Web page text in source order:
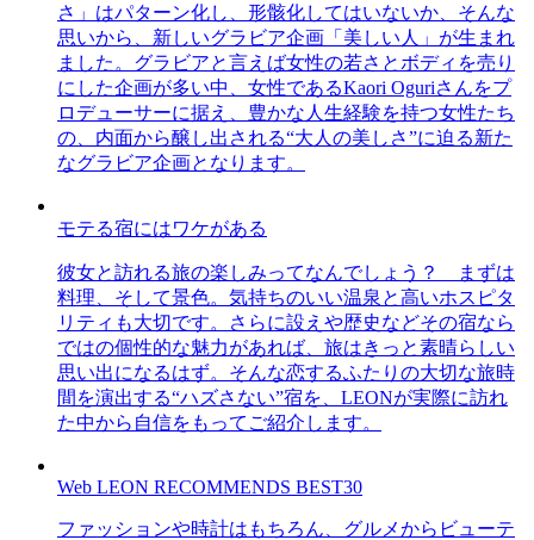
さ」はパターン化し、形骸化してはいないか、そんな
思いから、新しいグラビア企画「美しい人」が生まれ
ました。グラビアと言えば女性の若さとボディを売り
にした企画が多い中、女性であるKaori Oguriさんをプ
ロデューサーに据え、豊かな人生経験を持つ女性たち
の、内面から醸し出される“大人の美しさ”に迫る新た
なグラビア企画となります。
モテる宿にはワケがある
彼女と訪れる旅の楽しみってなんでしょう？ まずは
料理、そして景色。気持ちのいい温泉と高いホスピタ
リティも大切です。さらに設えや歴史などその宿なら
ではの個性的な魅力があれば、旅はきっと素晴らしい
思い出になるはず。そんな恋するふたりの大切な旅時
間を演出する“ハズさない”宿を、LEONが実際に訪れ
た中から自信をもってご紹介します。
Web LEON RECOMMENDS BEST30
ファッションや時計はもちろん、グルメからビューテ